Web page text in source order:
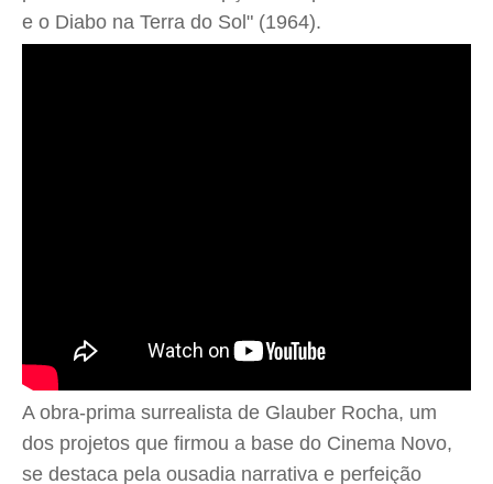
e o Diabo na Terra do Sol" (1964).
A obra-prima surrealista de Glauber Rocha, um
dos projetos que firmou a base do Cinema Novo,
se destaca pela ousadia narrativa e perfeição